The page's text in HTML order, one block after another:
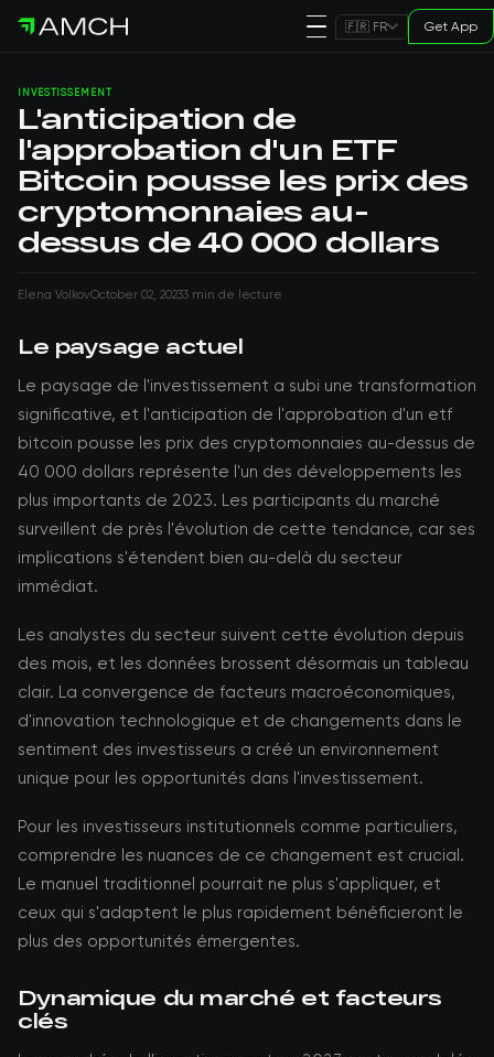
🇫🇷 FR Get App
INVESTISSEMENT
L'anticipation de
l'approbation d'un ETF
Bitcoin pousse les prix des
cryptomonnaies au-
dessus de 40 000 dollars
Elena VolkovOctober 02, 20233 min de lecture
Le paysage actuel
Le paysage de l'investissement a subi une transformation
significative, et l'anticipation de l'approbation d'un etf
bitcoin pousse les prix des cryptomonnaies au-dessus de
40 000 dollars représente l'un des développements les
plus importants de 2023. Les participants du marché
surveillent de près l'évolution de cette tendance, car ses
implications s'étendent bien au-delà du secteur
immédiat.
Les analystes du secteur suivent cette évolution depuis
des mois, et les données brossent désormais un tableau
clair. La convergence de facteurs macroéconomiques,
d'innovation technologique et de changements dans le
sentiment des investisseurs a créé un environnement
unique pour les opportunités dans l'investissement.
Pour les investisseurs institutionnels comme particuliers,
comprendre les nuances de ce changement est crucial.
Le manuel traditionnel pourrait ne plus s'appliquer, et
ceux qui s'adaptent le plus rapidement bénéficieront le
plus des opportunités émergentes.
Dynamique du marché et facteurs
clés